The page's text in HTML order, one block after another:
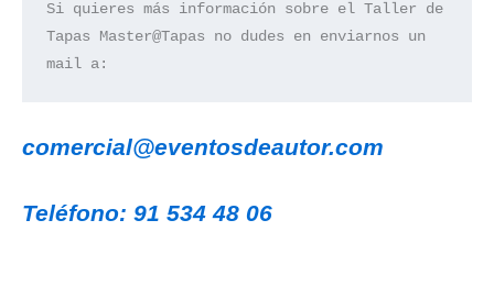
Si quieres más información sobre el Taller de
Tapas Master@Tapas no dudes en enviarnos un
mail a:
comercial@eventosdeautor.com
Teléfono: 91 534 48 06